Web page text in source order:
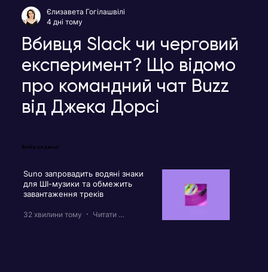
Вбивця Slack чи черговий
експеримент? Що відомо
про командний чат Buzz
від Джека Дорсі
Єлизавета Гогілашвілі
4 дні тому
Вибір редакції
Suno запровадить водяні знаки
для ШІ-музики та обмежить
завантаження треків
32 хвилини тому Читати 2 хв